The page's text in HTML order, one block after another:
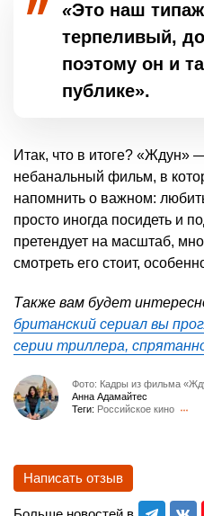
«Это наш
терпеливый,
поэтому он и
публике».
Итак, что в итоге? «Ждун»
небанальный фильм, в
напомнить о важном:
просто иногда посидеть и
претендует на масштаб,
смотреть его стоит,
Также вам будет
британский сериал вы
серии триллера,
Фото: Кадры из фильма
Анна Адамайтес
Теги: Российское кино
Написать отзыв